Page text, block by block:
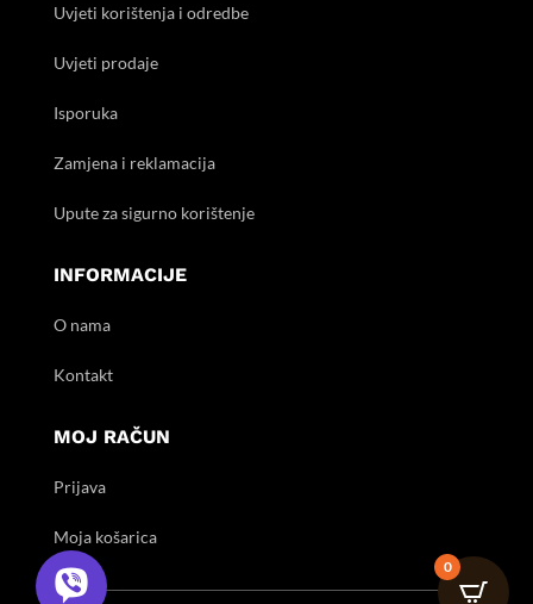
Uvjeti korištenja i odredbe
Uvjeti prodaje
Isporuka
Zamjena i reklamacija
Upute za sigurno korištenje
INFORMACIJE
O nama
Kontakt
MOJ RAČUN
Prijava
Moja košarica
0